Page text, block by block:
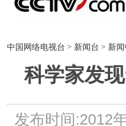
中国网络电视台 > 新闻台 > 新
科学家发
发布时间:2012